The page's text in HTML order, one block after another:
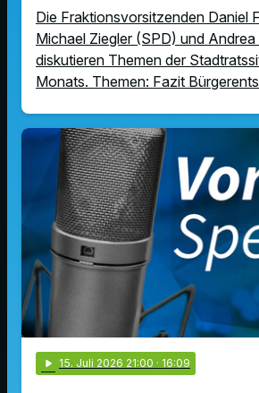
Die Fraktionsvorsitzenden Daniel
Michael Ziegler (SPD) und
diskutieren Themen der
Monats. Themen: Fazit
play_arrow 15. Juli 2026 21:00 · 16:09